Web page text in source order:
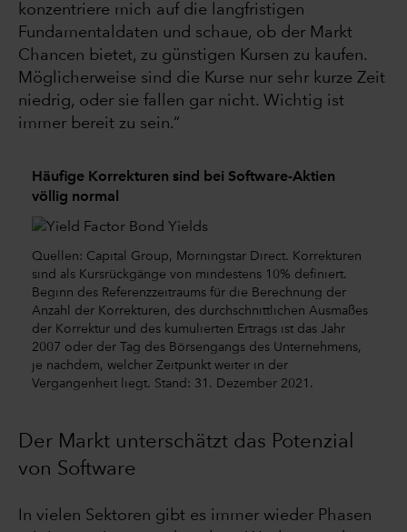
konzentriere mich auf die langfristigen
Fundamentaldaten und schaue, ob der Markt
Chancen bietet, zu günstigen Kursen zu kaufen.
Möglicherweise sind die Kurse nur sehr kurze Zeit
niedrig, oder sie fallen gar nicht. Wichtig ist
immer bereit zu sein.“
Häufige Korrekturen sind bei Software-Aktien
völlig normal
Quellen: Capital Group, Morningstar Direct. Korrekturen
sind als Kursrückgänge von mindestens 10% definiert.
Beginn des Referenzzeitraums für die Berechnung der
Anzahl der Korrekturen, des durchschnittlichen Ausmaßes
der Korrektur und des kumulierten Ertrags ist das Jahr
2007 oder der Tag des Börsengangs des Unternehmens,
je nachdem, welcher Zeitpunkt weiter in der
Vergangenheit liegt. Stand: 31. Dezember 2021.
Der Markt unterschätzt das Potenzial
von Software
In vielen Sektoren gibt es immer wieder Phasen